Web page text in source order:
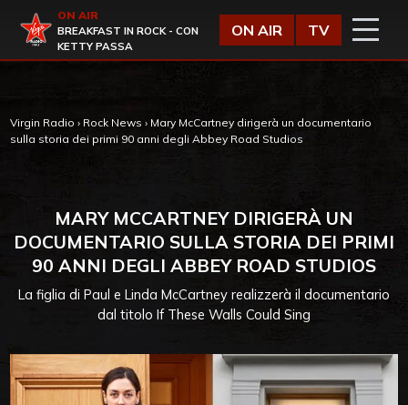
Virgin Radio
ON AIR
BREAKFAST IN ROCK - CON
KETTY PASSA
ON AIR TV
Virgin Radio › Rock News › Mary McCartney dirigerà un documentario
sulla storia dei primi 90 anni degli Abbey Road Studios
MARY MCCARTNEY DIRIGERÀ UN
DOCUMENTARIO SULLA STORIA DEI PRIMI
90 ANNI DEGLI ABBEY ROAD STUDIOS
La figlia di Paul e Linda McCartney realizzerà il documentario
dal titolo If These Walls Could Sing